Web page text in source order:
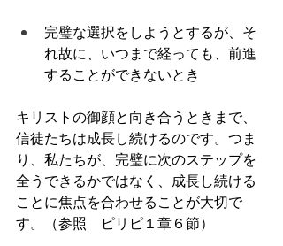
完璧な選択をしようとするが、そ
れ故に、いつまで経っても、前進
することができないとき
キリストの御顔と向き合うときまで、
信徒たちは成長し続けるのです。つま
り、私たちが、完璧に次のステップを
全うできるかではなく、成長し続ける
ことに焦点を合わせることが大切で
す。（参照　ピリピ１章６節）